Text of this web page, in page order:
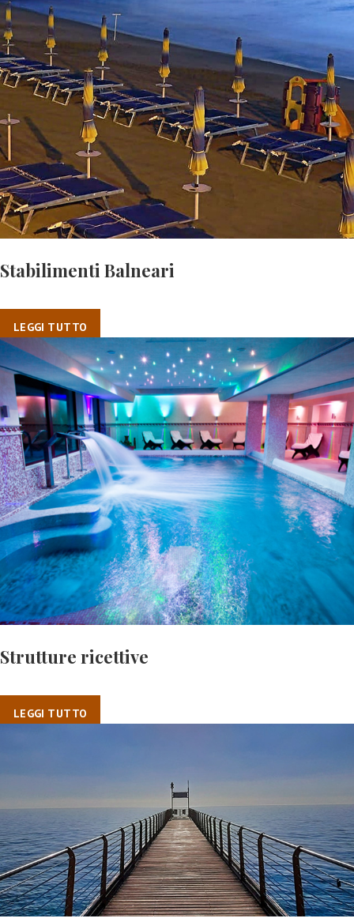
Stabilimenti Balneari
LEGGI TUTTO
Strutture ricettive
LEGGI TUTTO